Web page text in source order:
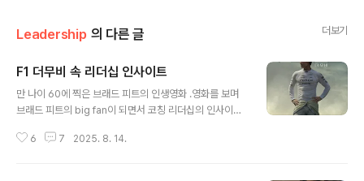
Leadership 의 다른 글 더보기
F1 더무비 속 리더십 인사이트
만 나이 60에 찍은 브래드 피트의 인생영화 .영화를 보며
브래드 피트의 big fan이 되면서 코칭 리더십의 인사이트
설적인 레이서 소니 헤이스가 한때 함께 뛰었던 옛 친구이
6 7 2025. 8. 14.